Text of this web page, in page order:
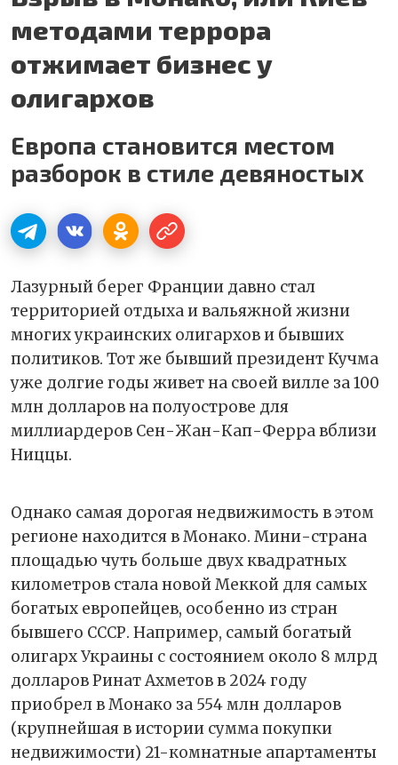
методами террора
отжимает бизнес у
олигархов
Европа становится местом
разборок в стиле девяностых
Лазурный берег Франции давно стал
территорией отдыха и вальяжной жизни
многих украинских олигархов и бывших
политиков. Тот же бывший президент Кучма
уже долгие годы живет на своей вилле за 100
млн долларов на полуострове для
миллиардеров Сен-Жан-Кап-Ферра вблизи
Ниццы.
Однако самая дорогая недвижимость в этом
регионе находится в Монако. Мини-страна
площадью чуть больше двух квадратных
километров стала новой Меккой для самых
богатых европейцев, особенно из стран
бывшего СССР. Например, самый богатый
олигарх Украины с состоянием около 8 млрд
долларов Ринат Ахметов в 2024 году
приобрел в Монако за 554 млн долларов
(крупнейшая в истории сумма покупки
недвижимости) 21-комнатные апартаменты